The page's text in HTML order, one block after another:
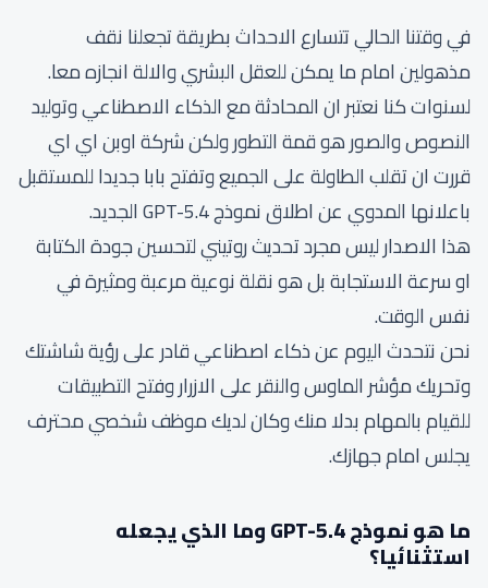
في وقتنا الحالي تتسارع الاحداث بطريقة تجعلنا نقف
مذهولين امام ما يمكن للعقل البشري والالة انجازه معا.
لسنوات كنا نعتبر ان المحادثة مع الذكاء الاصطناعي وتوليد
النصوص والصور هو قمة التطور ولكن شركة اوبن اي اي
قررت ان تقلب الطاولة على الجميع وتفتح بابا جديدا للمستقبل
باعلانها المدوي عن اطلاق نموذج GPT-5.4 الجديد.
هذا الاصدار ليس مجرد تحديث روتيني لتحسين جودة الكتابة
او سرعة الاستجابة بل هو نقلة نوعية مرعبة ومثيرة في
نفس الوقت.
نحن نتحدث اليوم عن ذكاء اصطناعي قادر على رؤية شاشتك
وتحريك مؤشر الماوس والنقر على الازرار وفتح التطبيقات
للقيام بالمهام بدلا منك وكان لديك موظف شخصي محترف
يجلس امام جهازك.
ما هو نموذج GPT-5.4 وما الذي يجعله
استثنائيا؟